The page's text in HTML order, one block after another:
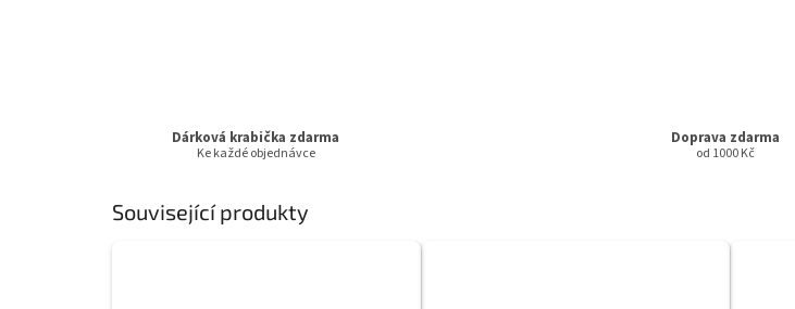
Dárková krabička zdarma
Ke každé objednávce
Doprava zdarma
od 1000 Kč
Související produkty